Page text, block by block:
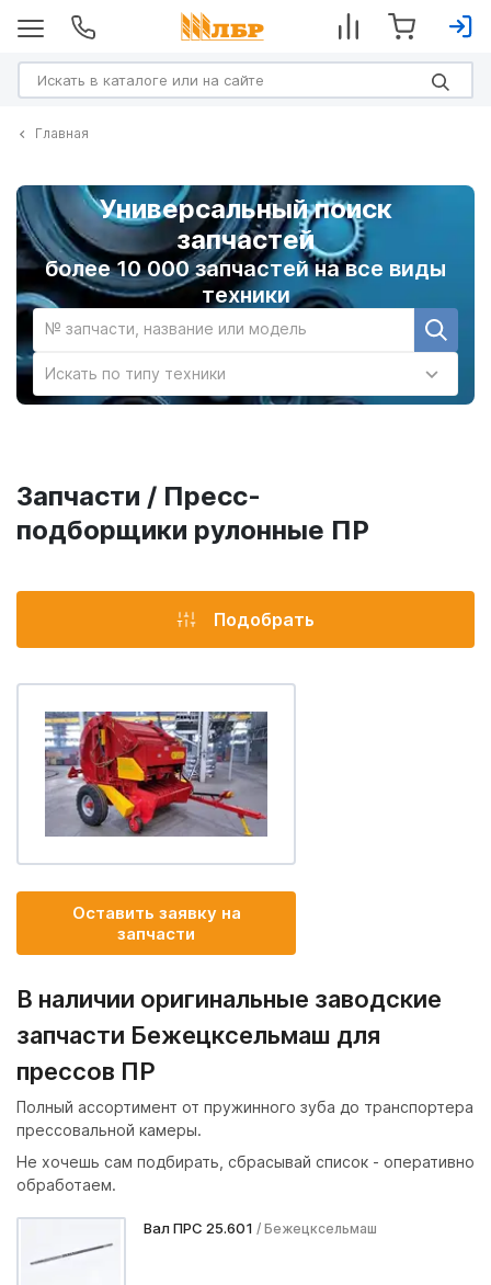
Главная
Универсальный поиск
запчастей
более 10 000 запчастей на все виды
техники
№ запчасти, название или модель
Искать по типу техники
Запчасти / Пресс-
подборщики рулонные ПР
Подобрать
Оставить заявку на
запчасти
В наличии оригинальные заводские
запчасти Бежецксельмаш для
прессов ПР
Полный ассортимент от пружинного зуба до транспортера
прессовальной камеры.
Не хочешь сам подбирать, сбрасывай список - оперативно
обработаем.
Вал ПРС 25.601 / Бежецксельмаш